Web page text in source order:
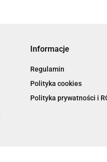
Informacje
Regulamin
Polityka cookies
Polityka prywatności i